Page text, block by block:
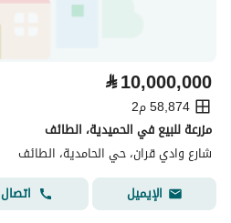
⃁10,000,000
58,874 م2
مزرعة للبيع في الحميدية، الطائف
شارع وادي قران، حي الحامدية، الطائف
الإيميل
اتصال